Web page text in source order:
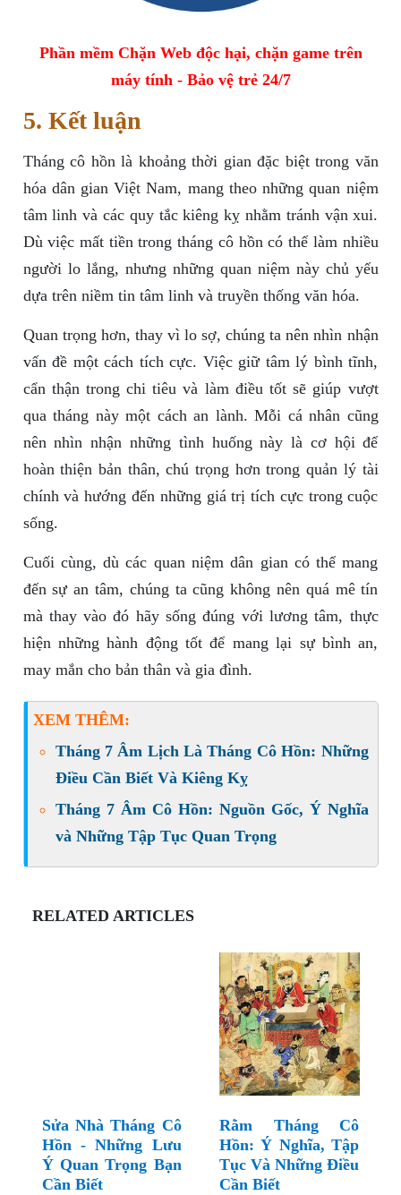
Phần mềm Chặn Web độc hại, chặn game trên
máy tính - Bảo vệ trẻ 24/7
5. Kết luận
Tháng cô hồn là khoảng thời gian đặc biệt trong văn
hóa dân gian Việt Nam, mang theo những quan niệm
tâm linh và các quy tắc kiêng kỵ nhằm tránh vận xui.
Dù việc mất tiền trong tháng cô hồn có thể làm nhiều
người lo lắng, nhưng những quan niệm này chủ yếu
dựa trên niềm tin tâm linh và truyền thống văn hóa.
Quan trọng hơn, thay vì lo sợ, chúng ta nên nhìn nhận
vấn đề một cách tích cực. Việc giữ tâm lý bình tĩnh,
cẩn thận trong chi tiêu và làm điều tốt sẽ giúp vượt
qua tháng này một cách an lành. Mỗi cá nhân cũng
nên nhìn nhận những tình huống này là cơ hội để
hoàn thiện bản thân, chú trọng hơn trong quản lý tài
chính và hướng đến những giá trị tích cực trong cuộc
sống.
Cuối cùng, dù các quan niệm dân gian có thể mang
đến sự an tâm, chúng ta cũng không nên quá mê tín
mà thay vào đó hãy sống đúng với lương tâm, thực
hiện những hành động tốt để mang lại sự bình an,
may mắn cho bản thân và gia đình.
XEM THÊM:
Tháng 7 Âm Lịch Là Tháng Cô Hồn: Những
Điều Cần Biết Và Kiêng Kỵ
Tháng 7 Âm Cô Hồn: Nguồn Gốc, Ý Nghĩa
và Những Tập Tục Quan Trọng
RELATED ARTICLES
Sửa Nhà Tháng Cô
Hồn - Những Lưu
Ý Quan Trọng Bạn
Cần Biết
Rằm Tháng Cô
Hồn: Ý Nghĩa, Tập
Tục Và Những Điều
Cần Biết